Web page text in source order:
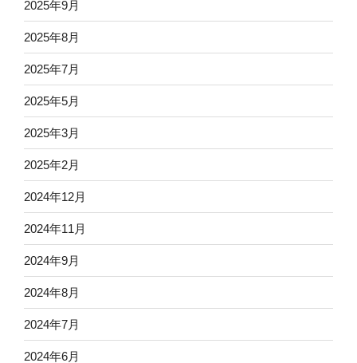
2025年9月
2025年8月
2025年7月
2025年5月
2025年3月
2025年2月
2024年12月
2024年11月
2024年9月
2024年8月
2024年7月
2024年6月